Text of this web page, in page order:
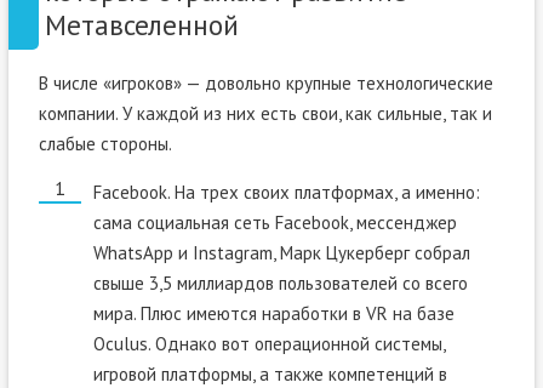
Метавселенной
В числе «игроков» — довольно крупные технологические
компании. У каждой из них есть свои, как сильные, так и
слабые стороны.
Facebook. На трех своих платформах, а именно:
сама социальная сеть Facebook, мессенджер
WhatsАpp и Instagram, Марк Цукерберг собрал
свыше 3,5 миллиардов пользователей со всего
мира. Плюс имеются наработки в VR на базе
Oculus. Однако вот операционной системы,
игровой платформы, а также компетенций в